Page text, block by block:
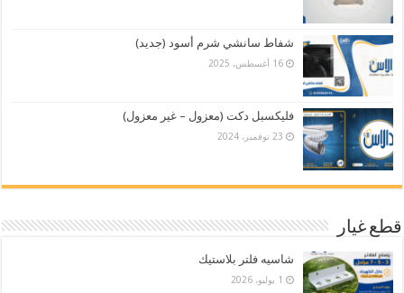
شفاط سانشي شرم أسود (جديد)
16 أغسطس، 2025
فليكسبل دكت (معزول – غير معزول)
23 نوفمبر، 2024
قطع غيار
شاسيه فلتر بلاستيك
1 يوليو، 2026